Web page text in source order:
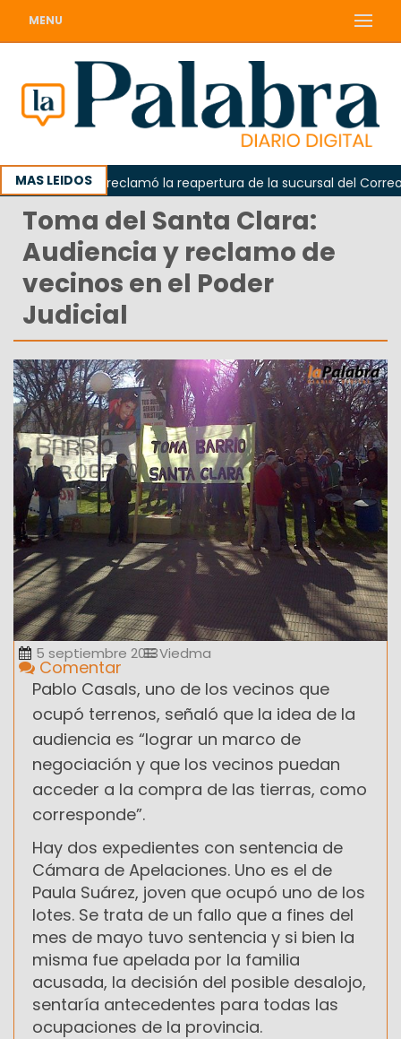
MENU
MAS LEIDOS
Odarda reclamó la reapertura de la sucursal del Correo
Toma del Santa Clara:
Audiencia y reclamo de
vecinos en el Poder
Judicial
5 septiembre 2013Viedma
Comentar
Pablo Casals, uno de los vecinos que
ocupó terrenos, señaló que la idea de la
audiencia es “lograr un marco de
negociación y que los vecinos puedan
acceder a la compra de las tierras, como
corresponde”.
Hay dos expedientes con sentencia de
Cámara de Apelaciones. Uno es el de
Paula Suárez, joven que ocupó uno de los
lotes. Se trata de un fallo que a fines del
mes de mayo tuvo sentencia y si bien la
misma fue apelada por la familia
acusada, la decisión del posible desalojo,
sentaría antecedentes para todas las
ocupaciones de la provincia.